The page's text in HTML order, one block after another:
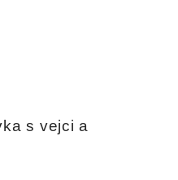
s vejci a